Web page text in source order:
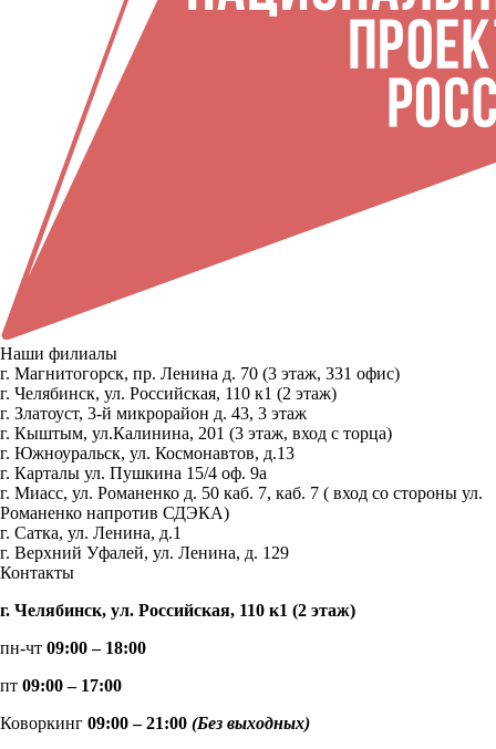
Наши филиалы
г. Магнитогорск, пр. Ленина д. 70 (3 этаж, 331 офис)
г. Челябинск, ул. Российская, 110 к1 (2 этаж)
г. Златоуст, 3-й микрорайон д. 43, 3 этаж
г. Кыштым, ул.Калинина, 201 (3 этаж, вход с торца)
г. Южноуральск, ул. Космонавтов, д.13
г. Карталы ул. Пушкина 15/4 оф. 9а
г. Миасс, ул. Романенко д. 50 каб. 7, каб. 7 ( вход со стороны ул.
Романенко напротив СДЭКА)
г. Сатка, ул. Ленина, д.1
г. Верхний Уфалей, ул. Ленина, д. 129
Контакты
г. Челябинск, ул. Российская, 110 к1 (2 этаж)
пн-чт 09:00 – 18:00
пт 09:00 – 17:00
Коворкинг 09:00 – 21:00 (Без выходных)